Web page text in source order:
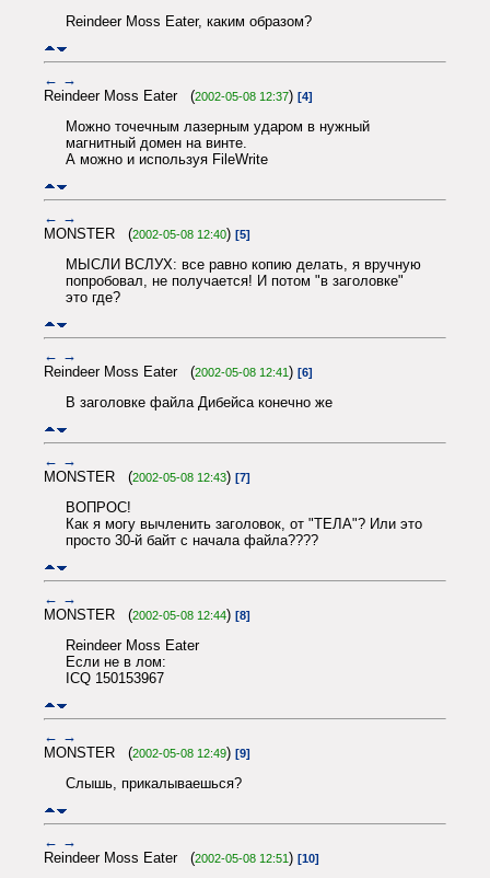
Reindeer Moss Eater, каким образом?
← →
Reindeer Moss Eater (2002-05-08 12:37) [4]
Можно точечным лазерным ударом в нужный
магнитный домен на винте.
А можно и используя FileWrite
← →
MONSTER (2002-05-08 12:40) [5]
МЫСЛИ ВСЛУХ: все равно копию делать, я вручную
попробовал, не получается! И потом "в заголовке"
это где?
← →
Reindeer Moss Eater (2002-05-08 12:41) [6]
В заголовке файла Дибейса конечно же
← →
MONSTER (2002-05-08 12:43) [7]
ВОПРОС!
Как я могу вычленить заголовок, от "ТЕЛА"? Или это
просто 30-й байт с начала файла????
← →
MONSTER (2002-05-08 12:44) [8]
Reindeer Moss Eater
Если не в лом:
ICQ 150153967
← →
MONSTER (2002-05-08 12:49) [9]
Слышь, прикалываешься?
← →
Reindeer Moss Eater (2002-05-08 12:51) [10]